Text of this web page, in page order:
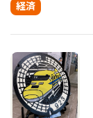
経済